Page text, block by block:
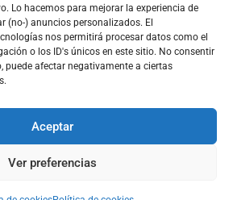
Lo hacemos para mejorar la experiencia de
(no-) anuncios personalizados. El
nos permitirá procesar datos como el
o los ID's únicos en este sitio. No consentir
puede afectar negativamente a ciertas
Aceptar
Ver preferencias
de Morfosmedia Comunicaciones
total o parcial WordPress